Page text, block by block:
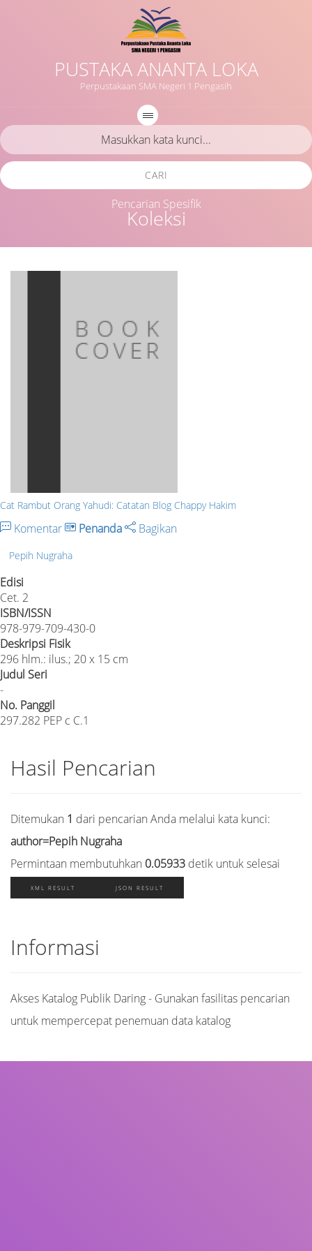
PUSTAKA ANANTA LOKA
Perpustakaan SMA Negeri 1 Pengasih
Koleksi
CARI
Pencarian Spesifik
Cat Rambut Orang Yahudi: Catatan Blog Chappy Hakim
Komentar Penanda Bagikan
Pepih Nugraha
Edisi
Cet. 2
ISBN/ISSN
978-979-709-430-0
Deskripsi Fisik
296 hlm.: ilus.; 20 x 15 cm
Judul Seri
-
No. Panggil
297.282 PEP c C.1
Hasil Pencarian
Ditemukan 1 dari pencarian Anda melalui kata kunci:
author=Pepih Nugraha
Permintaan membutuhkan 0.05933 detik untuk selesai
XML RESULT JSON RESULT
Informasi
Akses Katalog Publik Daring - Gunakan fasilitas pencarian
untuk mempercepat penemuan data katalog